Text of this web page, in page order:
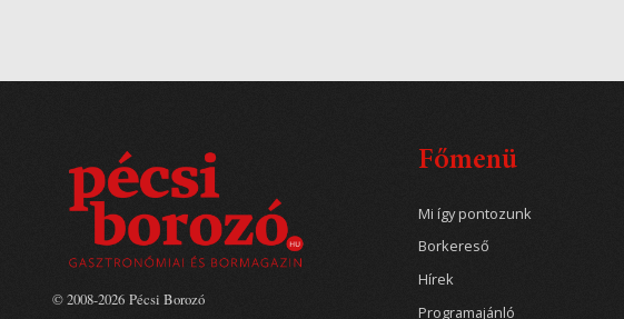
Főmenü
Mi így pontozunk
Borkereső
Hírek
Programajánló
© 2008-2026 Pécsi Borozó